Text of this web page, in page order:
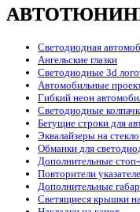
Светодиодная
Ангельские глазки
Светодиодные 3d
Автомобильные
Гибкий неон
Светодиодные
Бегущие строки для
Эквалайзеры на
Обманки для
Дополнительные
Повторители
Дополнительные
Светящиеся крышки